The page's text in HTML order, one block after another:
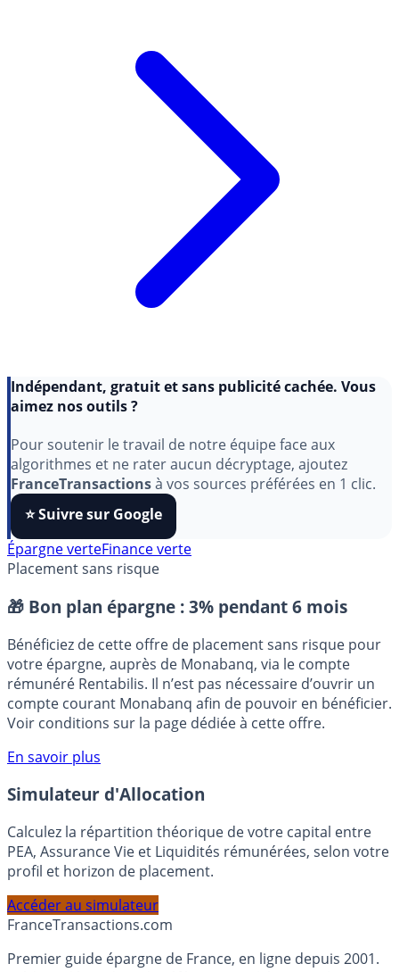
aimez nos outils ?
Pour soutenir le travail de notre équipe face aux
algorithmes et ne rater aucun décryptage, ajoutez
FranceTransactionsà vos sources préférées en 1 clic.
⭐️ Suivre sur Google
Placement sans risque
🎁 Bon plan épargne : 3% pendant 6 mois
Bénéficiez de cette offre de placement sans risque pour
votre épargne, auprès de Monabanq, via le compte
rémunéré Rentabilis. Il n’est pas nécessaire d’ouvrir un
compte courant Monabanq afin de pouvoir en bénéficier.
Voir conditions sur la page dédiée à cette offre.
En savoir plus
Simulateur d'Allocation
Calculez la répartition théorique de votre capital entre
profil et horizon de placement.
FranceTransactions.com